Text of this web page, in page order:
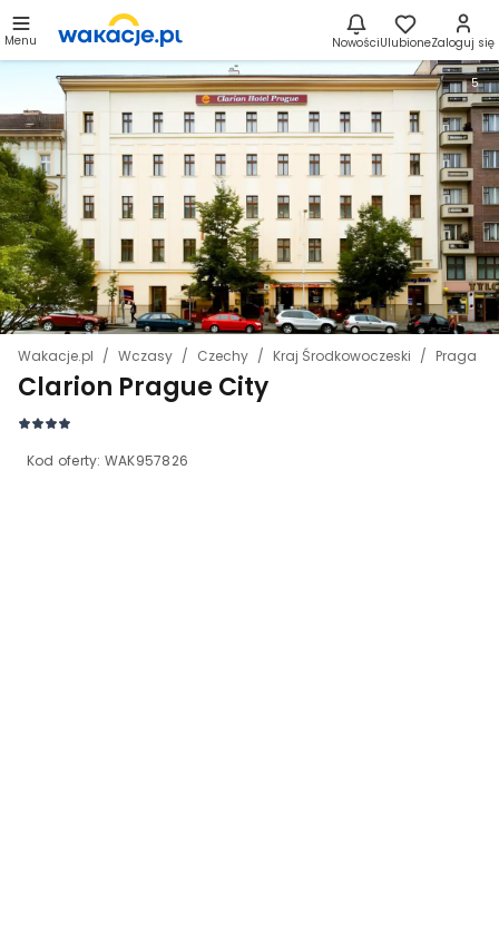
Menu NowościUlubioneZaloguj się
Wakacje.pl Wczasy Czechy Kraj Środkowoczeski Praga
Clarion Prague City
Kod oferty: WAK957826
5